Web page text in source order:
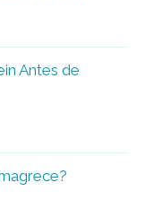
Antes de